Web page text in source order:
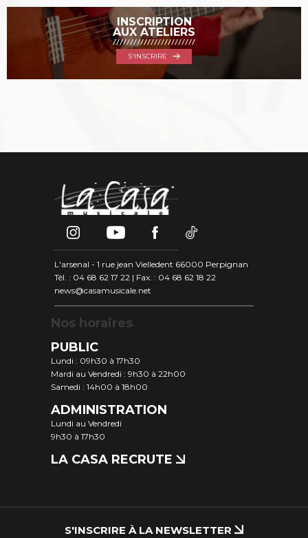
INSCRIPTION
AUX ATELIERS
S'INSCRIRE
L'arsenal - 1 rue jean Vielledent 66000 Perpignan
Tél. : 04 68 62 17 22 | Fax. : 04 68 62 18 22
news@casamusicale.net
Nos horaires
PUBLIC
Lundi : 09h30 à 17h30
Mardi au Vendredi : 9h30 à 22h00
Samedi : 14h00 à 18h00
ADMINISTRATION
Lundi au Vendredi
9h30 à 17h30
LA CASA RECRUTE
S'INSCRIRE À LA NEWSLETTER